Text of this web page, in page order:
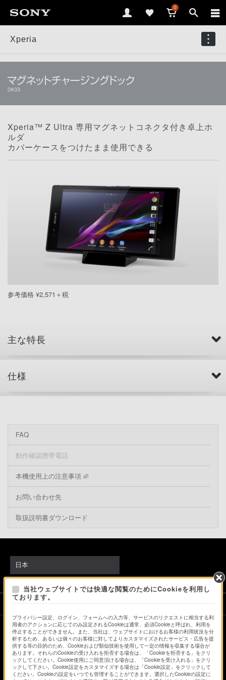
0
Xperia
Xperia™ Z Ultra 専用マグネットコネクタ付き卓上ホ
ルダ
カバーケースをつけたまま使用できる
参考価格 ¥2,571＋税
主な特長
仕様
FAQ
動作確認携帯電話
本機使用上の注意事項
お問い合わせ先
取扱説明書ダウンロード
当社ウェブサイトでは快適な閲覧のためにCookieを利用し
ております。
プライバシー設定、ログイン、フォームへの入力等、サービスのリクエストに相当する利
用者のアクションに応じてのみ設定されるCookieは通常、必須Cookieと呼ばれ、利用を
停止することができません。また、当社は、ウェブサイトにおけるお客様の利用状況を分
析するため、あるいは個々のお客様に対してよりカスタマイズされたサービス・広告を提
供する等の目的のため、Cookieおよび類似技術を使用して一定の情報を収集する場合が
あります。それらのCookieの受け入れを拒否する場合は、「Cookieを拒否する」をクリ
ックしてください。Cookie使用にご同意頂ける場合は、「Cookieを受け入れる」をクリ
ックして下さい。Cookie設定をカスタマイズする場合は「Cookie設定」をクリックして
ください。Cookieの設定をいつでも管理することができます。選択したCookieの設定に
日本
ソニーストアでのお買い物にあたって
会社情報 採用情報 特約店のご案内
ニュースリリース
環境情報
My Sony 利用規約